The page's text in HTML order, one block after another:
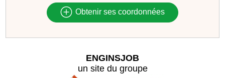
Obtenir ses coordonnées
ENGINSJOB
un site du groupe